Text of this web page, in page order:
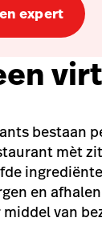
expert
bestaan
mèt
en
van